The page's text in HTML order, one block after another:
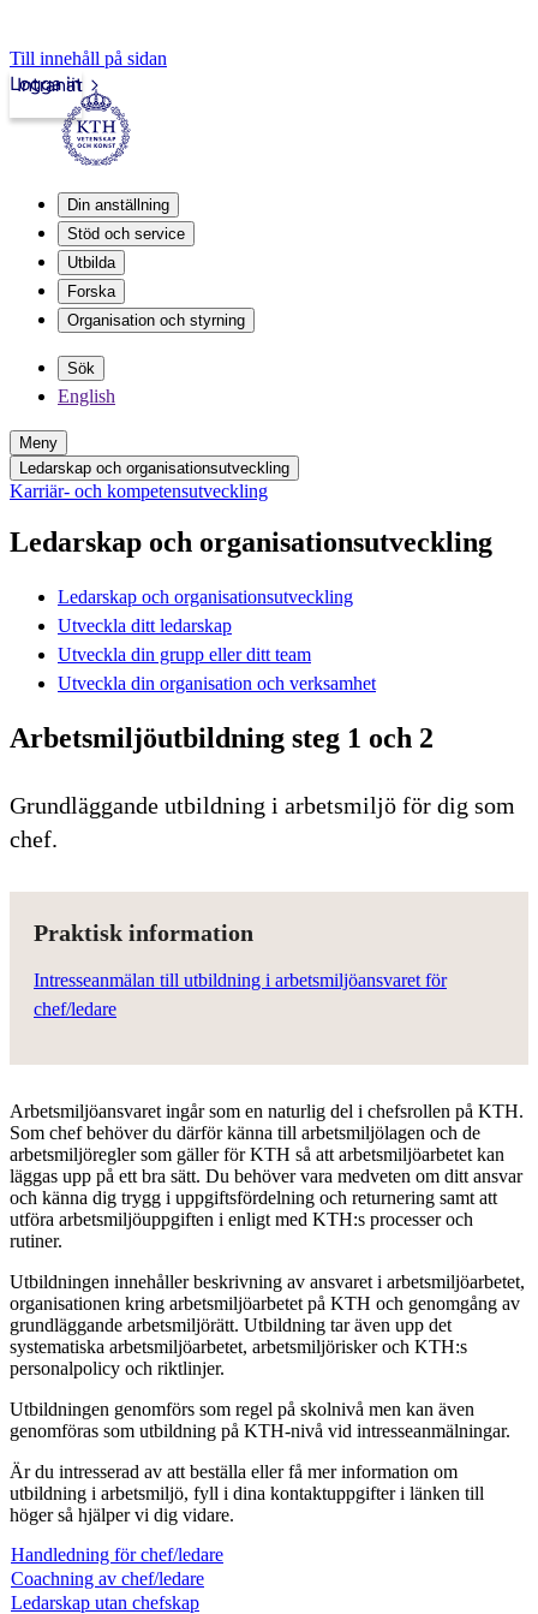
Till innehåll på sidan
Intranät
Logga in
Din anställning
Stöd och service
Utbilda
Forska
Organisation och styrning
Sök
English
Meny
Ledarskap och organisationsutveckling
Karriär- och kompetensutveckling
Ledarskap och organisationsutveckling
Ledarskap och organisationsutveckling
Utveckla ditt ledarskap
Utveckla din grupp eller ditt team
Utveckla din organisation och verksamhet
Arbetsmiljöutbildning steg 1 och 2
Grundläggande utbildning i arbetsmiljö för dig som
chef.
Praktisk information
Intresseanmälan till utbildning i arbetsmiljöansvaret för
chef/ledare
Arbetsmiljöansvaret ingår som en naturlig del i chefsrollen på KTH.
Som chef behöver du därför känna till arbetsmiljölagen och de
arbetsmiljöregler som gäller för KTH så att arbetsmiljöarbetet kan
läggas upp på ett bra sätt. Du behöver vara medveten om ditt ansvar
och känna dig trygg i uppgiftsfördelning och returnering samt att
utföra arbetsmiljöuppgiften i enligt med KTH:s processer och
rutiner.
Utbildningen innehåller beskrivning av ansvaret i arbetsmiljöarbetet,
organisationen kring arbetsmiljöarbetet på KTH och genomgång av
grundläggande arbetsmiljörätt. Utbildning tar även upp det
systematiska arbetsmiljöarbetet, arbetsmiljörisker och KTH:s
personalpolicy och riktlinjer.
Utbildningen genomförs som regel på skolnivå men kan även
genomföras som utbildning på KTH-nivå vid intresseanmälningar.
Är du intresserad av att beställa eller få mer information om
utbildning i arbetsmiljö, fyll i dina kontaktuppgifter i länken till
höger så hjälper vi dig vidare.
Handledning för chef/ledare
Coachning av chef/ledare
Ledarskap utan chefskap